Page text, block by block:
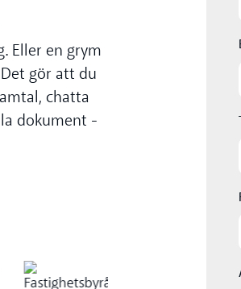
Eller en grym
gör att du
chatta
dokument -